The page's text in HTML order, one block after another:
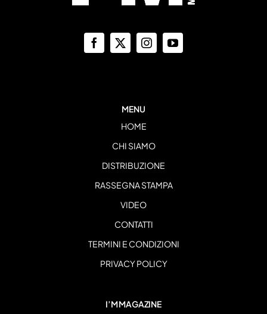
MENU
HOME
CHI SIAMO
DISTRIBUZIONE
RASSEGNA STAMPA
VIDEO
CONTATTI
TERMINI E CONDIZIONI
PRIVACY POLICY
I’M MAGAZINE